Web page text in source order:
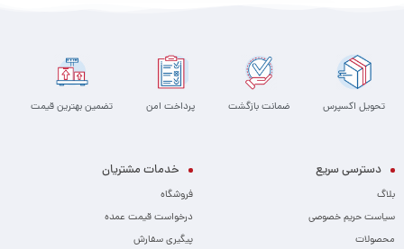
تحویل اکسپرس ضمانت بازگشت پرداخت امن تضمین بهترین قیمت
دسترسی سریع
بلاگ
سیاست حریم خصوصی
محصولات
خدمات مشتریان
فروشگاه
درخواست قیمت عمده
پیگیری سفارش